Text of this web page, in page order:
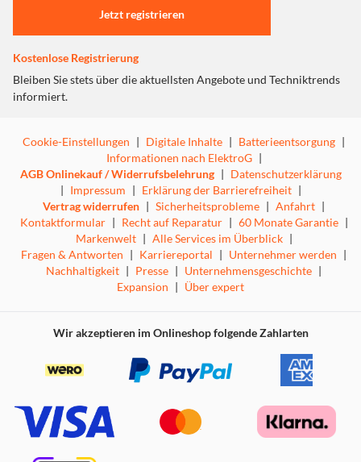
Jetzt registrieren
Kostenlose Registrierung
Bleiben Sie stets über die aktuellsten Angebote und Techniktrends
informiert.
Cookie-Einstellungen | Digitale Inhalte | Batterieentsorgung |
Informationen nach ElektroG |
AGB Onlinekauf / Widerrufsbelehrung | Datenschutzerklärung
| Impressum | Erklärung der Barrierefreiheit |
Vertrag widerrufen | Sicherheitsprobleme | Anfahrt |
Kontaktformular | Recht auf Reparatur | 60 Monate Garantie |
Markenwelt | Alle Services im Überblick |
Fragen & Antworten | Karriereportal | Unternehmer werden |
Nachhaltigkeit | Presse | Unternehmensgeschichte |
Expansion | Über expert
Wir akzeptieren im Onlineshop folgende Zahlarten